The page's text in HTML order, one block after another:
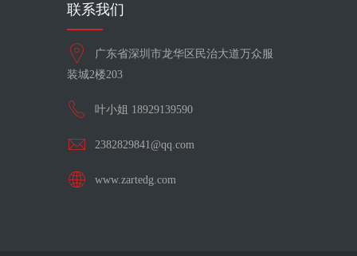
联系我们
广东省深圳市龙华区民治大道万众服
装城2楼203
叶小姐 18929139590
2382829841@qq.com
www.zartedg.com